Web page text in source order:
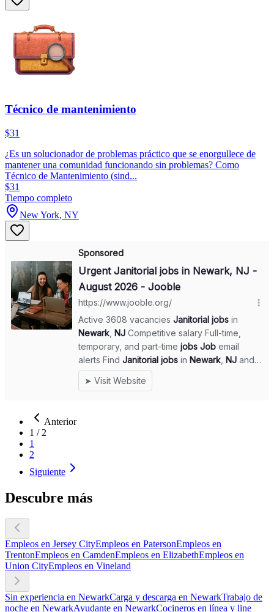
Técnico de mantenimiento
$31
¿Es un solucionador de problemas práctico que se enorgullece de
mantener una comunidad funcionando sin problemas? Como
Técnico de Mantenimiento (sind...
$31
Tiempo completo
New York, NY
Anterior
1 / 2
1
2
Siguiente
Descubre más
Empleos en Jersey CityEmpleos en PatersonEmpleos en
TrentonEmpleos en CamdenEmpleos en ElizabethEmpleos en
Union CityEmpleos en Vineland
Sin experiencia en NewarkCarga y descarga en NewarkTrabajo de
noche en NewarkAyudante en NewarkCocineros en línea y line